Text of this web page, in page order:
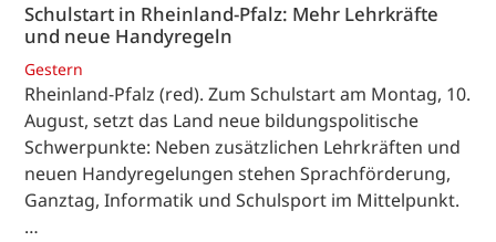
Schulstart in Rheinland-Pfalz: Mehr Lehrkräfte
und neue Handyregeln
Gestern
Rheinland-Pfalz (red). Zum Schulstart am Montag, 10.
August, setzt das Land neue bildungspolitische
Schwerpunkte: Neben zusätzlichen Lehrkräften und
neuen Handyregelungen stehen Sprachförderung,
Ganztag, Informatik und Schulsport im Mittelpunkt.
…